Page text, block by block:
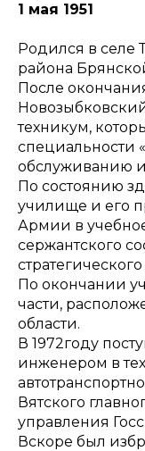
1 мая 1951
Родился в селе
района
После
техникум,
специальности
обслуживанию и
По состоянию
училище и его
Армии в
сержантского
По окончании
части,
области.
В 1972году
инженером в
Вятского
управления
Вскоре был